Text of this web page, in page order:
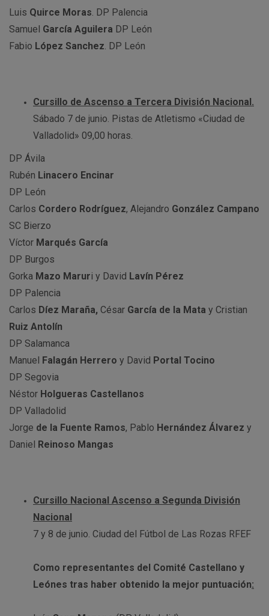
Luis Quirce Moras. DP Palencia
Samuel García Aguilera DP León
Fabio López Sanchez. DP León
Cursillo de Ascenso a Tercera División Nacional.
Sábado 7 de junio. Pistas de Atletismo «Ciudad de
Valladolid» 09,00 horas.
DP Ávila
Rubén Linacero Encinar
DP León
Carlos Cordero Rodríguez, Alejandro González Campano
SC Bierzo
Víctor Marqués García
DP Burgos
Gorka Mazo Maruri y David Lavín Pérez
DP Palencia
Carlos Díez Maraña, César García de la Mata y Cristian
Ruiz Antolín
DP Salamanca
Manuel Falagán Herrero y David Portal Tocino
DP Segovia
Néstor Holgueras Castellanos
DP Valladolid
Jorge de la Fuente Ramos, Pablo Hernández Álvarez y
Daniel Reinoso Mangas
Cursillo Nacional Ascenso a Segunda División
Nacional
7 y 8 de junio. Ciudad del Fútbol de Las Rozas RFEF
Como representantes del Comité Castellano y
Leónes tras haber obtenido la mejor puntuación: